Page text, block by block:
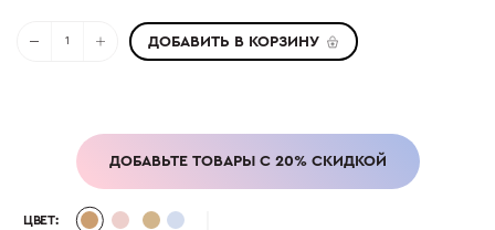
ЦВЕТ:
ДОБАВИТЬ В КОРЗИНУ
ДОБАВЬТЕ ТОВАРЫ С 20% СКИДКОЙ